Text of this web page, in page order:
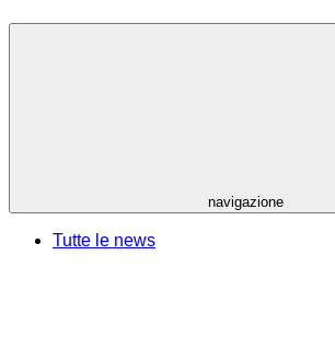
navigazione
Tutte le news